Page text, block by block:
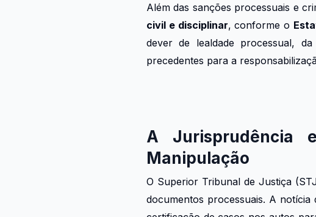
Além das sanções processuais e
civil e disciplinar, conforme o
dever de lealdade processual,
precedentes para a
A Jurisprudência
Manipulação
O Superior Tribunal de Justiça
documentos processuais. A